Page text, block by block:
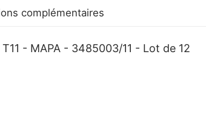
complémentaires
- MAPA - 3485003/11 - Lot de 12